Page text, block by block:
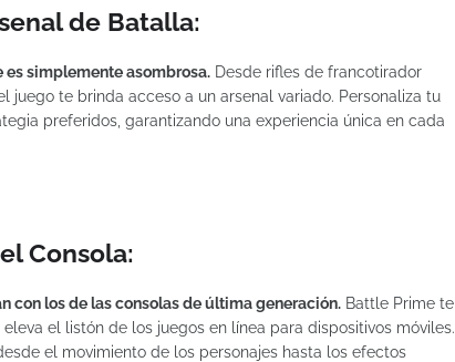
de Batalla:
es simplemente asombrosa. Desde rifles de francotirador
juego te brinda acceso a un arsenal variado. Personaliza tu
preferidos, garantizando una experiencia única en cada
Consola:
con los de las consolas de última generación. Battle Prime te
el listón de los juegos en línea para dispositivos móviles.
el movimiento de los personajes hasta los efectos